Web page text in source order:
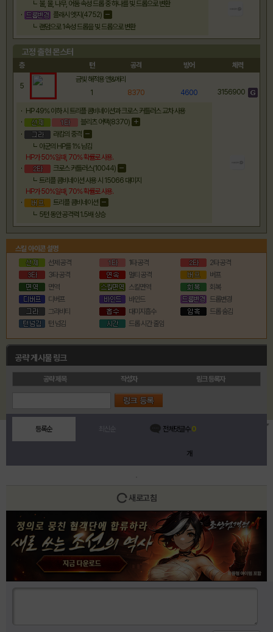
불, 물, 나무, 어둠 속성 드롭 중 하나를 빛 드롭으로 변환
플래시 엣지(4752)
랜덤으로 1속성 드롭을 빛 드롭으로 변환
고정 출현 몬스터
층 턴 공격 방어 체력
5
금빛 해적용 앤&메리
1
8370 4600 3156900
HP 49% 이하 시 트리플 콤비네이션과 크로스 커틀러스 교차 사용
블리츠 어택(8370)
라캄의 중격
아군의 HP를 1% 남김
HP가 50%일때 70% 확률로사용.
크로스 커틀러스(10044)
트리플 콤비네이션 사용 시 15066 대미지
HP가 50%일때 70% 확률로사용.
트리플 콤비네이션
5턴 동안 공격력 1.5배 상승
스킬 아이콘 설명
선제 공격
1타 공격
2타 공격
3타 공격
멀티 공격
버프
면역
스킬면역
회복
디버프
바인드
드롭변경
그라비티
대미지흡수
드롭 숨김
턴 넘김
드롭 시간 줄임
공략 게시물 링크
공략 제목 작성자 링크 등록자
등록순 최신순 전체댓글수0
개
새로고침